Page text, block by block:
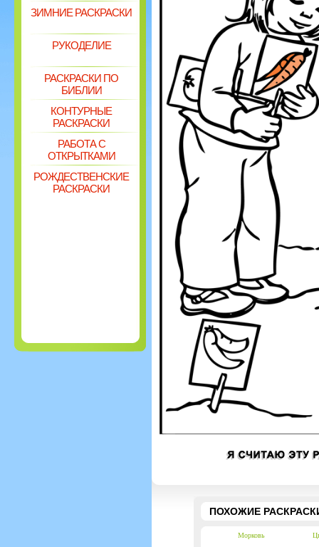
ЗИМНИЕ РАСКРАСКИ
РУКОДЕЛИЕ
РАСКРАСКИ ПО
БИБЛИИ
КОНТУРНЫЕ
РАСКРАСКИ
РАБОТА С
ОТКРЫТКАМИ
РОЖДЕСТВЕНСКИЕ
РАСКРАСКИ
ПОХОЖИЕ
Морковь